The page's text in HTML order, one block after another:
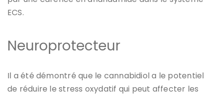
ECS.
Neuroprotecteur
Il a été démontré que le cannabidiol a le potentiel
de réduire le stress oxydatif qui peut affecter les